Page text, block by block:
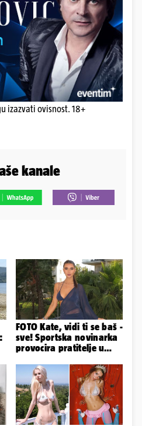
izazvati ovisnost. 18+
kanale
FOTO Kate, vidi ti se baš -
sve! Sportska novinarka
provocira pratitelje u